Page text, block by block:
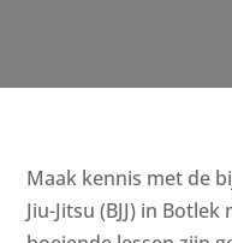
Maak kennis met de
Jiu-Jitsu (BJJ) in Botlek